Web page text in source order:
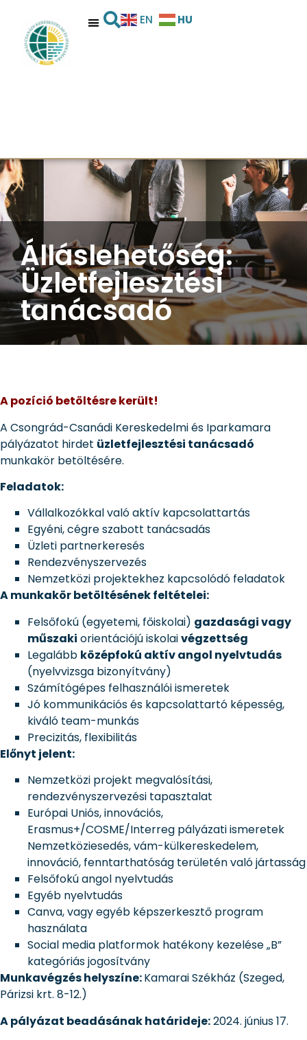
EN HU
Álláslehetőség:
Üzletfejlesztési
tanácsadó
A pozíció betöltésre került!
A Csongrád-Csanádi Kereskedelmi és Iparkamara
pályázatot hirdet üzletfejlesztési tanácsadó
munkakör betöltésére.
Feladatok:
Vállalkozókkal való aktív kapcsolattartás
Egyéni, cégre szabott tanácsadás
Üzleti partnerkeresés
Rendezvényszervezés
Nemzetközi projektekhez kapcsolódó feladatok
A munkakör betöltésének feltételei:
Felsőfokú (egyetemi, főiskolai) gazdasági vagy
műszaki orientációjú iskolaivégzettség
Legalább középfokú aktív angol nyelvtudás
(nyelvvizsga bizonyítvány)
Számítógépes felhasználói ismeretek
Jó kommunikációs és kapcsolattartó képesség,
kiváló team-munkás
Precizitás, flexibilitás
Előnyt jelent:
Nemzetközi projekt megvalósítási,
rendezvényszervezési tapasztalat
Európai Uniós, innovációs,
Erasmus+/COSME/Interreg pályázati ismeretek
Nemzetköziesedés, vám-külkereskedelem,
innováció, fenntarthatóság területén való jártasság
Felsőfokú angol nyelvtudás
Egyéb nyelvtudás
Canva, vagy egyéb képszerkesztő program
használata
Social media platformok hatékony kezelése „B”
kategóriás jogosítvány
Munkavégzés helyszíne:Kamarai Székház (Szeged,
Párizsi krt. 8-12.)
A pályázat beadásának határideje:2024. június 17.